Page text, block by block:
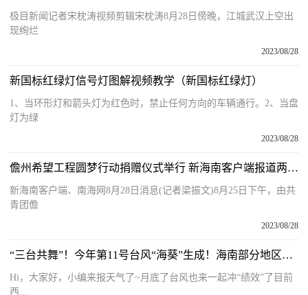
极目新闻记者宋枕涛视频剪辑宋枕涛8月28日傍晚，江城武汉上空出
现绚烂
2023/08/28
新国标红绿灯信号灯图解视频教学（新国标红绿灯）
1、当环形灯和箭头灯为红色时，禁止任何方向的车辆通行。2、当盘
灯为绿
2023/08/28
儋州希望工程圆梦行动捐赠仪式举行 新海南客户端报道两名学子各获赠五千元
新海南客户端、南海网8月28日消息(记者梁振文)8月25日下午，由共
青团儋
2023/08/28
“三台共舞”！今年第11号台风“海葵”生成！海南部分地区将迎来暴雨
Hi，大家好，小编来报天气了~月底了台风也来一起冲“绩效”了目前
西...